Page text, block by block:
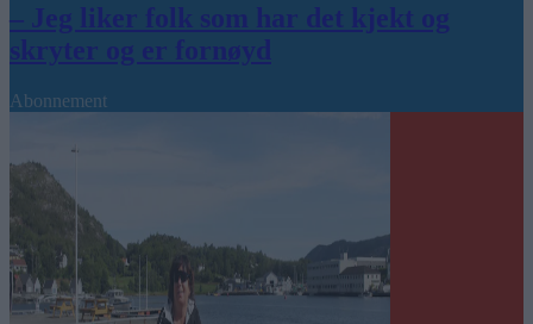
– Jeg liker folk som har det kjekt og
skryter og er fornøyd
Abonnement